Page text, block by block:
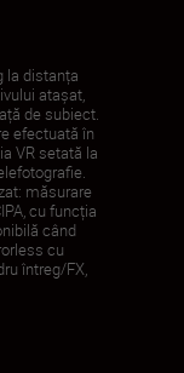
la distanța
atașat,
de subiect.
efectuată în
VR setată la
măsurare
cu funcția
când
cu
întreg/FX,